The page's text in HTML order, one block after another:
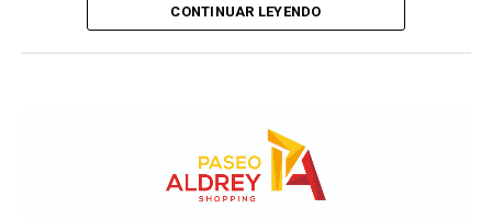
CONTINUAR LEYENDO